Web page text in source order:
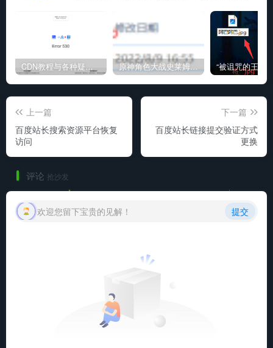
CDN教程与各种疑难杂症解决方法 原神角色大战史莱姆与丘丘人高质量视频
上一篇
百度站长搜索资源平台恢复
访问
下一篇
百度站长链接提交验证方式
更换
评论 抢沙发
欢迎您留下宝贵的见解！ 提交